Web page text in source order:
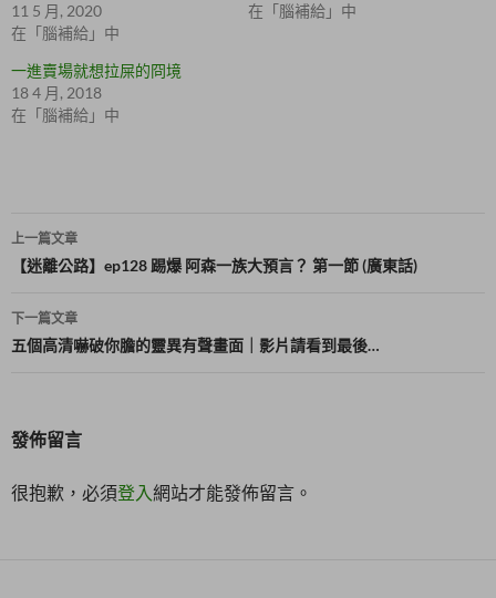
新
視
窗
開
啟
)
o
k
在
窗
中
11 5 月, 2020
在「腦補給」中
在「腦補給」中
一進賣場就想拉屎的冏境
18 4 月, 2018
在「腦補給」中
文
章
導
覽
上一篇文章
【迷離公路】ep128 踢爆 阿森一族大預言？ 第一節 (廣東話)
下一篇文章
五個高清嚇破你膽的靈異有聲畫面｜影片請看到最後…
發佈留言
很抱歉，必須登入網站才能發佈留言。